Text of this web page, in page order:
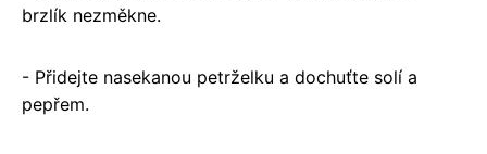
brzlík nezměkne.
- Přidejte nasekanou petrželku a dochuťte solí a
pepřem.